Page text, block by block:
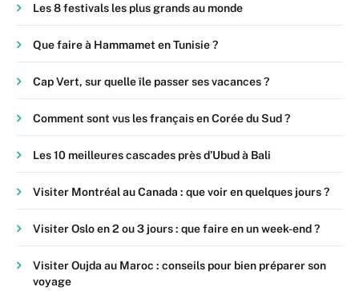
Les 8 festivals les plus grands au monde
Que faire à Hammamet en Tunisie ?
Cap Vert, sur quelle île passer ses vacances ?
Comment sont vus les français en Corée du Sud ?
Les 10 meilleures cascades près d’Ubud à Bali
Visiter Montréal au Canada : que voir en quelques jours ?
Visiter Oslo en 2 ou 3 jours : que faire en un week-end ?
Visiter Oujda au Maroc : conseils pour bien préparer son
voyage